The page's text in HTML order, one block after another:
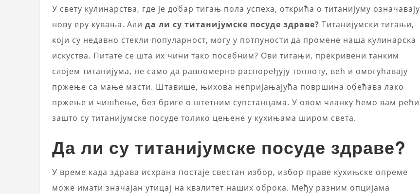
У свету кулинарства, где је добар тигањ пола успеха, открића о титанијуму означавају
нову еру кувања. Али да ли су титанијумске посуде здраве? Титанијумски тигањи,
који су недавно стекли популарност, могу у потпуности да промене наша кулинарска
искуства. Питате се шта их чини тако посебним? Ови тигањи, прекривени танким
слојем титанијума, не само да равномерно распоређују топлоту, већ и омогућавају
пржење са мање масти. Штавише, њихова непријањајућа површина обећава лако
пржење и чишћење, без бриге о штетним супстанцама. У овом чланку ћемо вам рећи
зашто су титанијумске посуде толико цењене у кухињама широм света.
Да ли су титанијумске посуде здраве?
У време када здрава исхрана постаје свестан избор, избор праве кухињске опреме
може имати значајан утицај на квалитет наших оброка. Међу разним опцијама